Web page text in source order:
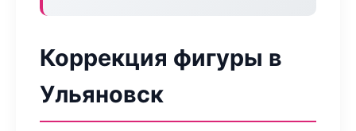
Коррекция фигуры в
Ульяновск